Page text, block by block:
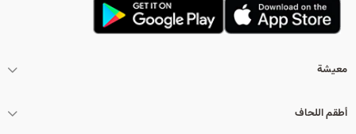
معيشة
أطقم اللحاف